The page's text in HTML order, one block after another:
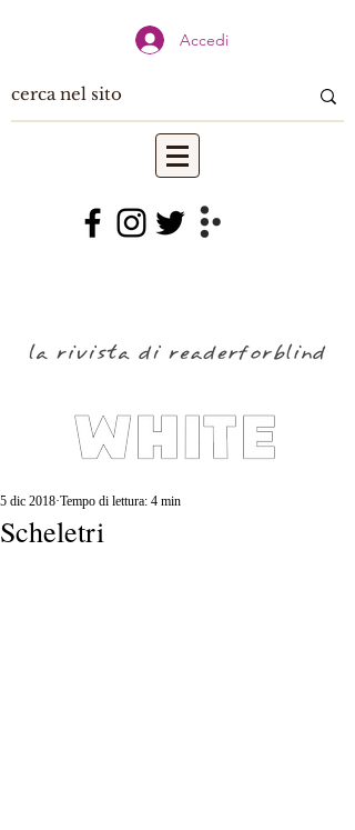
Accedi
Scheletri
5 dic 2018 Tempo di lettura: 4 min